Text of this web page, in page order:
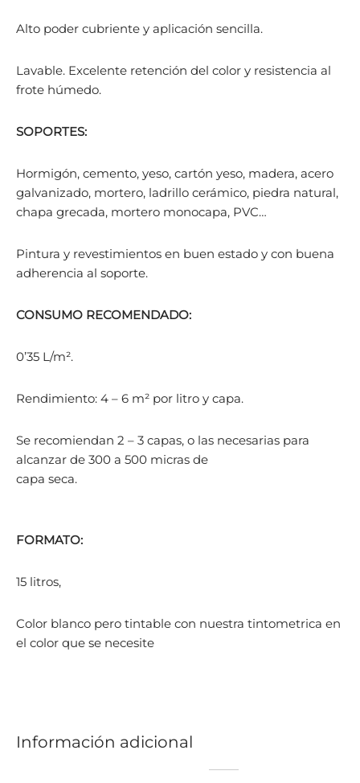
Alto poder cubriente y aplicación sencilla.
Lavable. Excelente retención del color y resistencia al
frote húmedo.
SOPORTES:
Hormigón, cemento, yeso, cartón yeso, madera, acero
galvanizado, mortero, ladrillo cerámico, piedra natural,
chapa grecada, mortero monocapa, PVC…
Pintura y revestimientos en buen estado y con buena
adherencia al soporte.
CONSUMO RECOMENDADO:
0’35 L/m².
Rendimiento: 4 – 6 m² por litro y capa.
Se recomiendan 2 – 3 capas, o las necesarias para
alcanzar de 300 a 500 micras de
capa seca.
FORMATO:
15 litros,
Color blanco pero tintable con nuestra tintometrica en
el color que se necesite
Información adicional